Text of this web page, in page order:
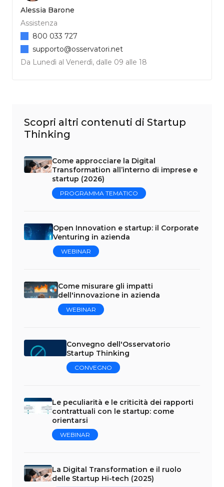
Alessia Barone
Assistenza
Da Lunedì al Venerdì, dalle 09 alle 18
800 033 727
supporto@osservatori.net
Scopri altri contenuti di Startup
Thinking
Come approcciare la Digital
Transformation all’interno di imprese e
startup (2026)
PROGRAMMA TEMATICO
Open Innovation e startup: il Corporate
Venturing in azienda
WEBINAR
Come misurare gli impatti
dell'innovazione in azienda
WEBINAR
Convegno dell'Osservatorio
Startup Thinking
CONVEGNO
Le peculiarità e le criticità dei rapporti
contrattuali con le startup: come
orientarsi
WEBINAR
La Digital Transformation e il ruolo
delle Startup Hi-tech (2025)